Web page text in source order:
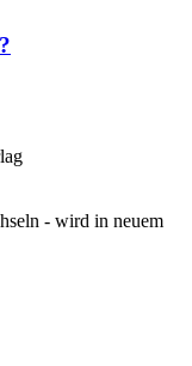
- wird in neuem